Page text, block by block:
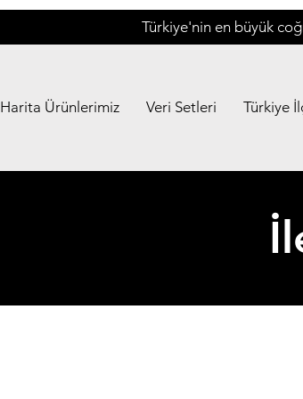
Türkiye'nin en büyük
Harita Ürünlerimiz Veri Setleri Türkiye